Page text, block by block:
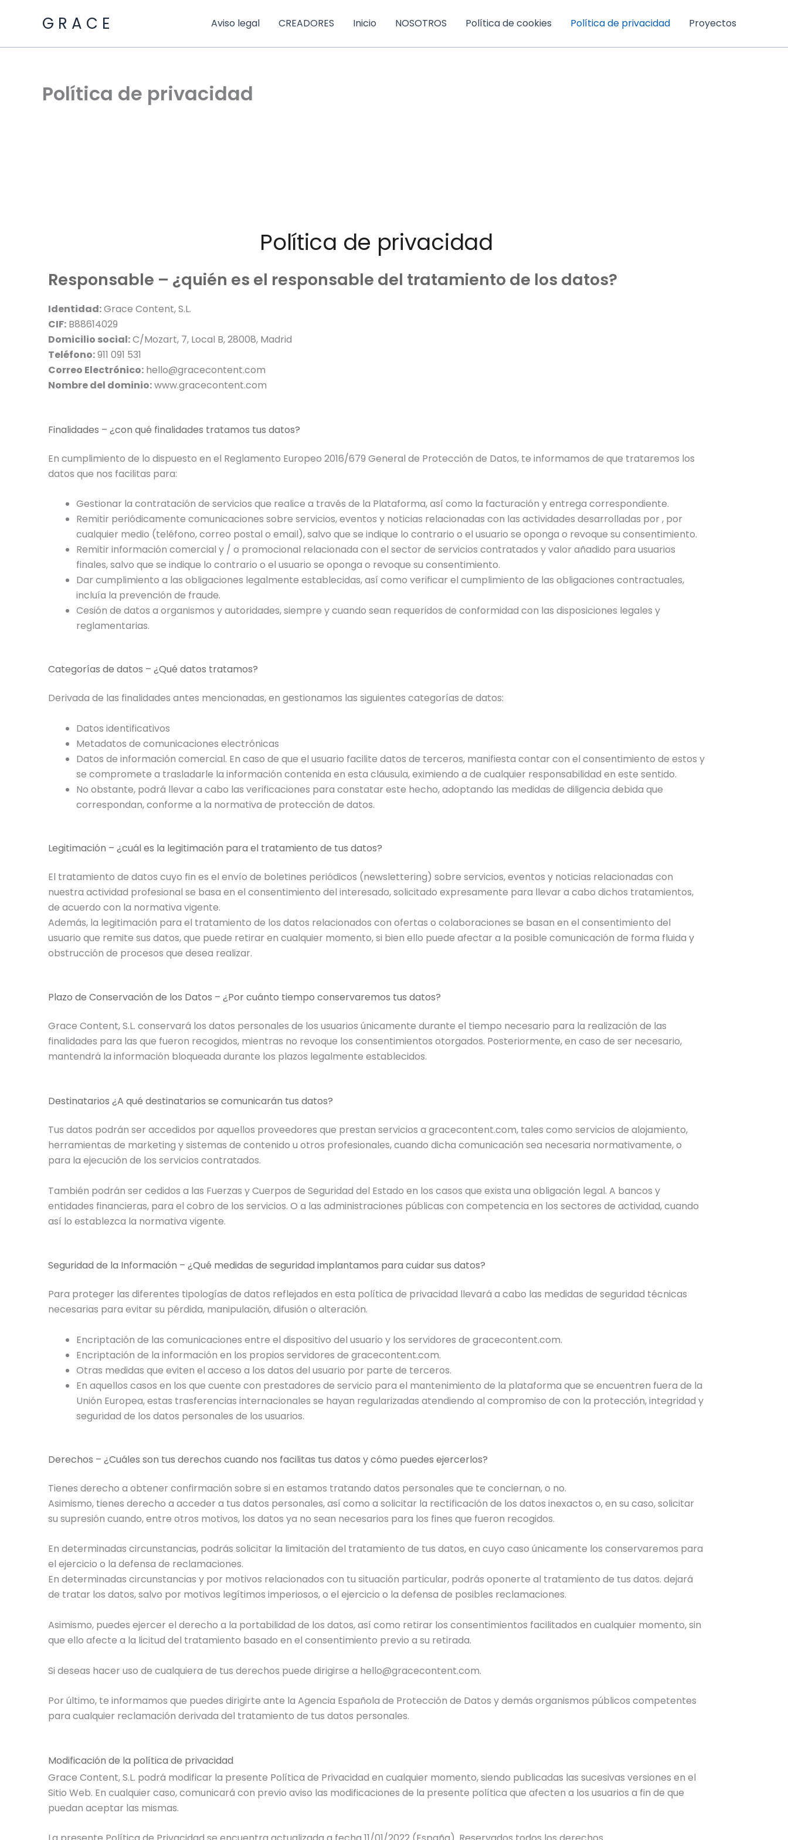
G R A C E Aviso legal CREADORES Inicio NOSOTROS Política de cookies Política de privacidad Proyectos
Política de privacidad
Política de privacidad
Responsable – ¿quién es el responsable del tratamiento de los datos?
Identidad:Grace Content, S.L.
CIF: B88614029
Domicilio social:C/Mozart, 7, Local B, 28008, Madrid
Teléfono:911 091 531
Correo Electrónico: hello@gracecontent.com
Nombre del dominio:www.gracecontent.com
Finalidades – ¿con qué finalidades tratamos tus datos?
En cumplimiento de lo dispuesto en el Reglamento Europeo 2016/679 General de Protección de Datos, te informamos de que trataremos los
datos que nos facilitas para:
Gestionar la contratación de servicios que realice a través de la Plataforma, así como la facturación y entrega correspondiente.
Remitir periódicamente comunicaciones sobre servicios, eventos y noticias relacionadas con las actividades desarrolladas por , por
cualquier medio (teléfono, correo postal o email), salvo que se indique lo contrario o el usuario se oponga o revoque su consentimiento.
Remitir información comercial y / o promocional relacionada con el sector de servicios contratados y valor añadido para usuarios
finales, salvo que se indique lo contrario o el usuario se oponga o revoque su consentimiento.
Dar cumplimiento a las obligaciones legalmente establecidas, así como verificar el cumplimiento de las obligaciones contractuales,
incluía la prevención de fraude.
Cesión de datos a organismos y autoridades, siempre y cuando sean requeridos de conformidad con las disposiciones legales y
reglamentarias.
Categorías de datos – ¿Qué datos tratamos?
Derivada de las finalidades antes mencionadas, en gestionamos las siguientes categorías de datos:
Datos identificativos
Metadatos de comunicaciones electrónicas
Datos de información comercial. En caso de que el usuario facilite datos de terceros, manifiesta contar con el consentimiento de estos y
se compromete a trasladarle la información contenida en esta cláusula, eximiendo a de cualquier responsabilidad en este sentido.
No obstante, podrá llevar a cabo las verificaciones para constatar este hecho, adoptando las medidas de diligencia debida que
correspondan, conforme a la normativa de protección de datos.
Legitimación – ¿cuál es la legitimación para el tratamiento de tus datos?
El tratamiento de datos cuyo fin es el envío de boletines periódicos (newslettering) sobre servicios, eventos y noticias relacionadas con
nuestra actividad profesional se basa en el consentimiento del interesado, solicitado expresamente para llevar a cabo dichos tratamientos,
de acuerdo con la normativa vigente.
Además, la legitimación para el tratamiento de los datos relacionados con ofertas o colaboraciones se basan en el consentimiento del
usuario que remite sus datos, que puede retirar en cualquier momento, si bien ello puede afectar a la posible comunicación de forma fluida y
obstrucción de procesos que desea realizar.
Plazo de Conservación de los Datos – ¿Por cuánto tiempo conservaremos tus datos?
Grace Content, S.L. conservará los datos personales de los usuarios únicamente durante el tiempo necesario para la realización de las
finalidades para las que fueron recogidos, mientras no revoque los consentimientos otorgados. Posteriormente, en caso de ser necesario,
mantendrá la información bloqueada durante los plazos legalmente establecidos.
Destinatarios ¿A qué destinatarios se comunicarán tus datos?
Tus datos podrán ser accedidos por aquellos proveedores que prestan servicios a gracecontent.com, tales como servicios de alojamiento,
herramientas de marketing y sistemas de contenido u otros profesionales, cuando dicha comunicación sea necesaria normativamente, o
para la ejecución de los servicios contratados.
También podrán ser cedidos a las Fuerzas y Cuerpos de Seguridad del Estado en los casos que exista una obligación legal. A bancos y
entidades financieras, para el cobro de los servicios. O a las administraciones públicas con competencia en los sectores de actividad, cuando
así lo establezca la normativa vigente.
Seguridad de la Información – ¿Qué medidas de seguridad implantamos para cuidar sus datos?
Para proteger las diferentes tipologías de datos reflejados en esta política de privacidad llevará a cabo las medidas de seguridad técnicas
necesarias para evitar su pérdida, manipulación, difusión o alteración.
Encriptación de las comunicaciones entre el dispositivo del usuario y los servidores de gracecontent.com.
Encriptación de la información en los propios servidores de gracecontent.com.
Otras medidas que eviten el acceso a los datos del usuario por parte de terceros.
En aquellos casos en los que cuente con prestadores de servicio para el mantenimiento de la plataforma que se encuentren fuera de la
Unión Europea, estas trasferencias internacionales se hayan regularizadas atendiendo al compromiso de con la protección, integridad y
seguridad de los datos personales de los usuarios.
Derechos – ¿Cuáles son tus derechos cuando nos facilitas tus datos y cómo puedes ejercerlos?
Tienes derecho a obtener confirmación sobre si en estamos tratando datos personales que te conciernan, o no.
Asimismo, tienes derecho a acceder a tus datos personales, así como a solicitar la rectificación de los datos inexactos o, en su caso, solicitar
su supresión cuando, entre otros motivos, los datos ya no sean necesarios para los fines que fueron recogidos.
En determinadas circunstancias, podrás solicitar la limitación del tratamiento de tus datos, en cuyo caso únicamente los conservaremos para
el ejercicio o la defensa de reclamaciones.
En determinadas circunstancias y por motivos relacionados con tu situación particular, podrás oponerte al tratamiento de tus datos. dejará
de tratar los datos, salvo por motivos legítimos imperiosos, o el ejercicio o la defensa de posibles reclamaciones.
Asimismo, puedes ejercer el derecho a la portabilidad de los datos, así como retirar los consentimientos facilitados en cualquier momento, sin
que ello afecte a la licitud del tratamiento basado en el consentimiento previo a su retirada.
Si deseas hacer uso de cualquiera de tus derechos puede dirigirse a hello@gracecontent.com.
Por último, te informamos que puedes dirigirte ante la Agencia Española de Protección de Datos y demás organismos públicos competentes
para cualquier reclamación derivada del tratamiento de tus datos personales.
Modificación de la política de privacidad
Grace Content, S.L. podrá modificar la presente Política de Privacidad en cualquier momento, siendo publicadas las sucesivas versiones en el
Sitio Web. En cualquier caso, comunicará con previo aviso las modificaciones de la presente política que afecten a los usuarios a fin de que
puedan aceptar las mismas.